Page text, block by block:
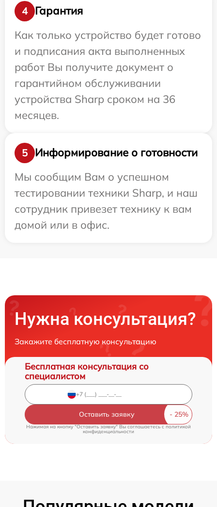
4
Гарантия
Как только устройство будет готово
и подписания акта выполненных
работ Вы получите документ о
гарантийном обслуживании
устройства Sharp сроком на 36
месяцев.
5
Информирование о готовности
Мы сообщим Вам о успешном
тестировании техники Sharp, и наш
сотрудник привезет технику к вам
домой или в офис.
Нужна консультация?
Закажите бесплатную консультацию
Бесплатная консультация со
специалистом
Оставить заявку
Нажимая на кнопку "Оставить заявку" Вы соглашаетесь cполитикой
конфиденциальности